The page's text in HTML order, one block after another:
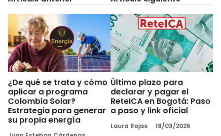
¿De qué se trata y cómo
aplicar a programa
Colombia Solar?
Estrategia para generar
su propia energía
Último plazo para
declarar y pagar el
ReteICA en Bogotá: Paso
a paso y link oficial
Laura Rojas 18/03/2026